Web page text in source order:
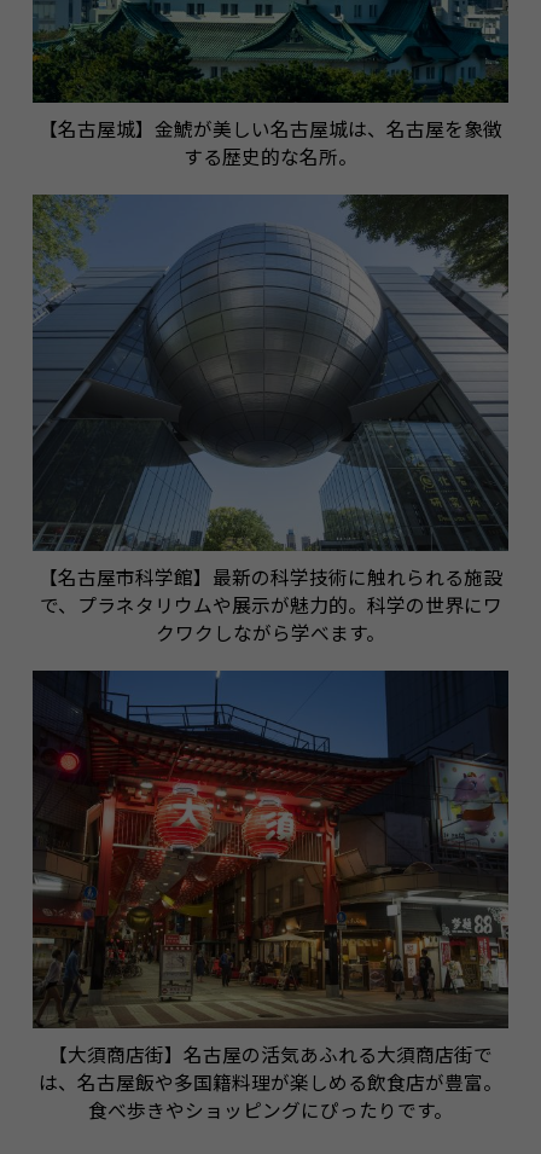
【名古屋城】金鯱が美しい名古屋城は、名古屋を象徴
する歴史的な名所。
【名古屋市科学館】最新の科学技術に触れられる施設
で、プラネタリウムや展示が魅力的。科学の世界にワ
クワクしながら学べます。
【大須商店街】名古屋の活気あふれる大須商店街で
は、名古屋飯や多国籍料理が楽しめる飲食店が豊富。
食べ歩きやショッピングにぴったりです。